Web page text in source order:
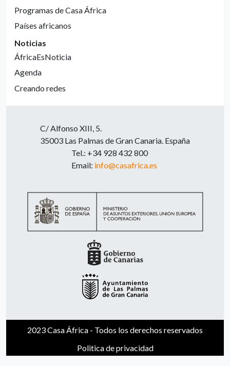
Programas de Casa África
Países africanos
Noticias
ÁfricaEsNoticia
Agenda
Creando redes
C/ Alfonso XIII, 5.
35003 Las Palmas de Gran Canaria. España
Tel.: +34 928 432 800
Email: info@casafrica.es
2023 Casa África - Todos los derechos reservados
Politica de privacidad